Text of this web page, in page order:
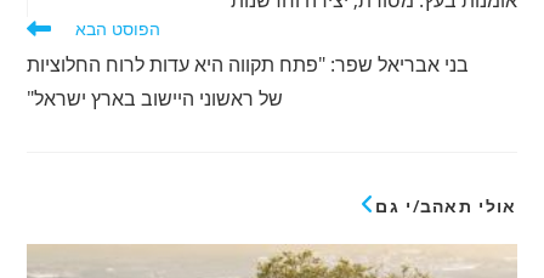
נוספים
הפוסט הבא
בני אבריאל שפר: "פתח תקווה היא עדות לרוח החלוציות
של ראשוני היישוב בארץ ישראל"
אולי תאהב/י גם